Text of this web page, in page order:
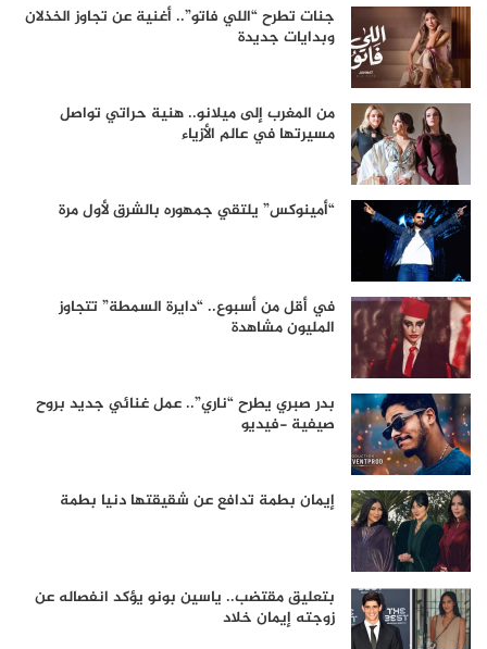
جنات تطرح “اللي فاتو”.. أغنية عن تجاوز الخذلان
وبدايات جديدة
من المغرب إلى ميلانو.. هنية حراتي تواصل
مسيرتها في عالم الأزياء
“أمينوكس” يلتقي جمهوره بالشرق لأول مرة
في أقل من أسبوع.. “دايرة السمطة” تتجاوز
المليون مشاهدة
بدر صبري يطرح “ناري”.. عمل غنائي جديد بروح
صيفية -فيديو
إيمان بطمة تدافع عن شقيقتها دنيا بطمة
بتعليق مقتضب.. ياسين بونو يؤكد انفصاله عن
زوجته إيمان خلاد